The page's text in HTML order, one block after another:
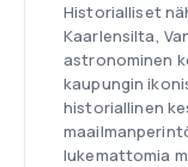
Historialliset
Kaarlensilta,
astronominen
kaupungin
historiallinen
lukemattomia